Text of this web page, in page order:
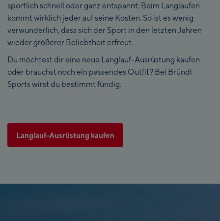
sportlich schnell oder ganz entspannt: Beim Langlaufen
kommt wirklich jeder auf seine Kosten. So ist es wenig
verwunderlich, dass sich der Sport in den letzten Jahren
wieder größerer Beliebtheit erfreut.
Du möchtest dir eine neue Langlauf-Ausrüstung kaufen
oder brauchst noch ein passendes Outfit? Bei Bründl
Sports wirst du bestimmt fündig.
Langlauf-Ausrüstung kaufen